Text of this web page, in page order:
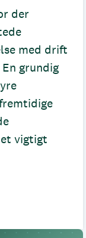
der
med drift
grundig
vigtigt